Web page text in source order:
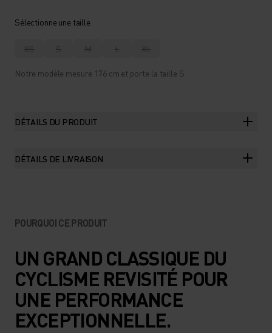
Sélectionne une taille
XS S M L XL
Notre modèle mesure 176 cm et porte la taille S.
DÉTAILS DU PRODUIT
DÉTAILS DE LIVRAISON
POURQUOI CE PRODUIT
UN GRAND CLASSIQUE DU
CYCLISME REVISITÉ POUR
UNE PERFORMANCE
EXCEPTIONNELLE.